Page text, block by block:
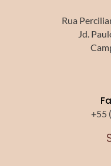
Rua
Jd.
+55